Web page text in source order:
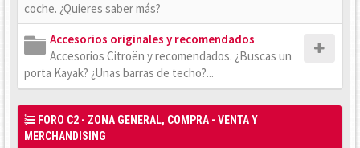
coche. ¿Quieres saber más?
Accesorios originales y recomendados
Accesorios Citroën y recomendados. ¿Buscas un
porta Kayak? ¿Unas barras de techo?...
FORO C2 - ZONA GENERAL, COMPRA - VENTA Y
MERCHANDISING